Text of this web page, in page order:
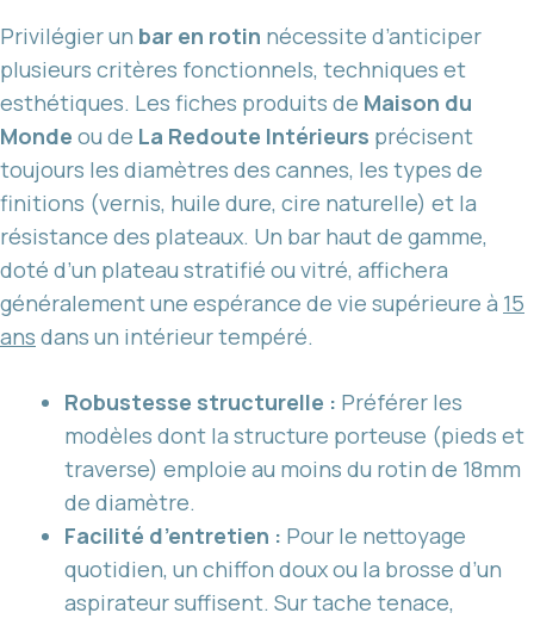
Privilégier un bar en rotin nécessite d’anticiper
plusieurs critères fonctionnels, techniques et
esthétiques. Les fiches produits de Maison du
Monde ou de La Redoute Intérieurs précisent
toujours les diamètres des cannes, les types de
finitions (vernis, huile dure, cire naturelle) et la
résistance des plateaux. Un bar haut de gamme,
doté d’un plateau stratifié ou vitré, affichera
généralement une espérance de vie supérieure à 15
ans dans un intérieur tempéré.
Robustesse structurelle : Préférer les
modèles dont la structure porteuse (pieds et
traverse) emploie au moins du rotin de 18mm
de diamètre.
Facilité d’entretien : Pour le nettoyage
quotidien, un chiffon doux ou la brosse d’un
aspirateur suffisent. Sur tache tenace,